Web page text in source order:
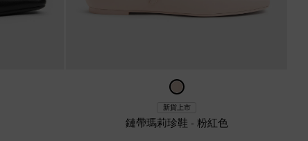
新貨上市
鏈帶瑪莉珍鞋 - 粉紅色